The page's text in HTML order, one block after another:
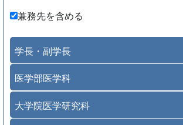
兼務先を含める
学長・副学長
医学部医学科
大学院医学研究科